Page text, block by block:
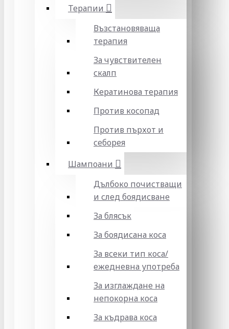
Терапии
Възстановяваща
терапия
За чувствителен
скалп
Кератинова терапия
Против косопад
Против пърхот и
себорея
Шампоани
Дълбоко почистващи
и след боядисване
За блясък
За боядисана коса
За всеки тип коса/
ежедневна употреба
За изглаждане на
непокорна коса
За къдрава коса